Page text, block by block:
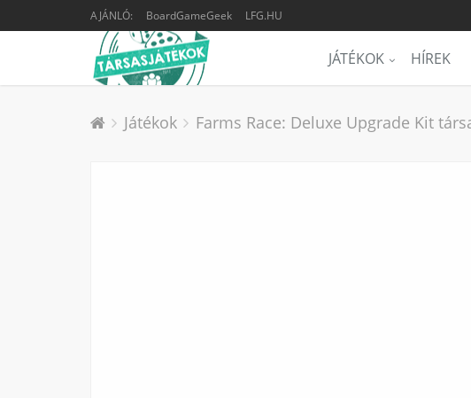
AJÁNLÓ: BoardGameGeek LFG.HU
JÁTÉKOK HÍREK
Játékok Farms Race: Deluxe Upgrade Kit